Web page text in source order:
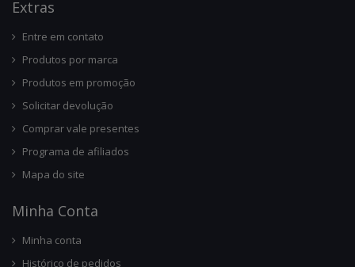
ExtRas
Entre em contato
Produtos por marca
Produtos em promoção
Solicitar devolução
Comprar vale presentes
Programa de afiliados
Mapa do site
Minha Conta
Minha conta
Histórico de pedidos